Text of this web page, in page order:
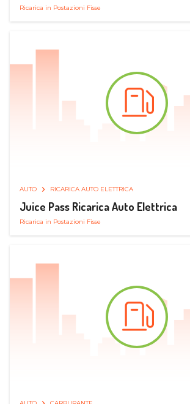
Ricarica in Postazioni Fisse
AUTO RICARICA AUTO ELETTRICA
Juice Pass Ricarica Auto Elettrica
Ricarica in Postazioni Fisse